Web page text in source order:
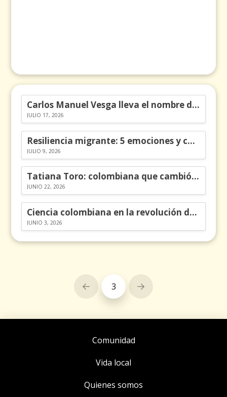
Carlos Manuel Vesga lleva el nombre de Colombia a los Emmy
JULIO 17, 2026
Resiliencia migrante: 5 emociones y cómo gestionarlas
JULIO 9, 2026
Tatiana Toro: colombiana que cambió la historia de las matemáticas
JUNIO 22, 2026
Ciencia colombiana en la revolución de los órganos en chips
JUNIO 3, 2026
Prev 3 Next
Comunidad
Vida local
Quienes somos